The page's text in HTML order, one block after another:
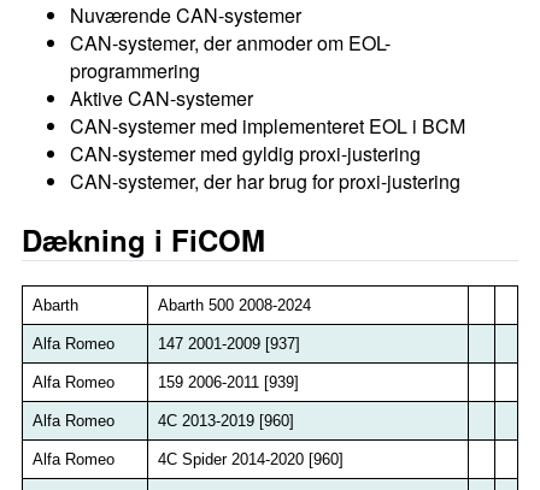
Nuværende CAN-systemer
CAN-systemer, der anmoder om EOL-
programmering
Aktive CAN-systemer
CAN-systemer med implementeret EOL i BCM
CAN-systemer med gyldig proxi-justering
CAN-systemer, der har brug for proxi-justering
Dækning i FiCOM
Abarth Abarth 500 2008-2024
Alfa Romeo 147 2001-2009 [937]
Alfa Romeo 159 2006-2011 [939]
Alfa Romeo 4C 2013-2019 [960]
Alfa Romeo 4C Spider 2014-2020 [960]